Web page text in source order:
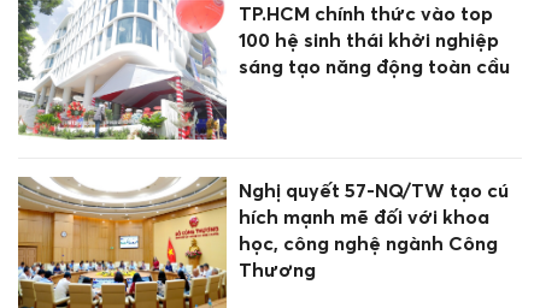
TP.HCM chính thức vào top
100 hệ sinh thái khởi nghiệp
sáng tạo năng động toàn cầu
Nghị quyết 57-NQ/TW tạo cú
hích mạnh mẽ đối với khoa
học, công nghệ ngành Công
Thương